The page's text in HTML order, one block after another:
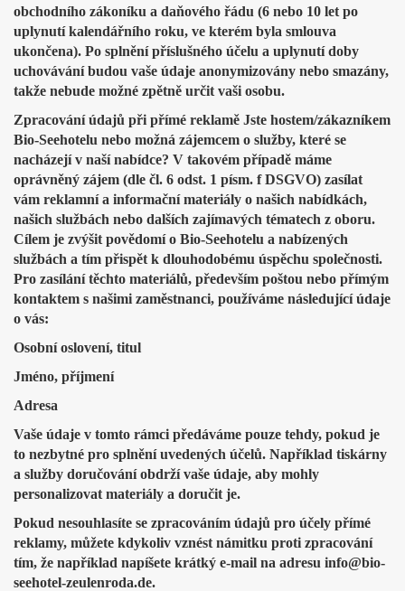
obchodního zákoníku a daňového řádu (6 nebo 10 let po
uplynutí kalendářního roku, ve kterém byla smlouva
ukončena). Po splnění příslušného účelu a uplynutí doby
uchovávání budou vaše údaje anonymizovány nebo smazány,
takže nebude možné zpětně určit vaši osobu.
Zpracování údajů při přímé reklamě Jste hostem/zákazníkem
Bio-Seehotelu nebo možná zájemcem o služby, které se
nacházejí v naší nabídce? V takovém případě máme
oprávněný zájem (dle čl. 6 odst. 1 písm. f DSGVO) zasílat
vám reklamní a informační materiály o našich nabídkách,
našich službách nebo dalších zajímavých tématech z oboru.
Cílem je zvýšit povědomí o Bio-Seehotelu a nabízených
službách a tím přispět k dlouhodobému úspěchu společnosti.
Pro zasílání těchto materiálů, především poštou nebo přímým
kontaktem s našimi zaměstnanci, používáme následující údaje
o vás:
Osobní oslovení, titul
Jméno, příjmení
Adresa
Vaše údaje v tomto rámci předáváme pouze tehdy, pokud je
to nezbytné pro splnění uvedených účelů. Například tiskárny
a služby doručování obdrží vaše údaje, aby mohly
personalizovat materiály a doručit je.
Pokud nesouhlasíte se zpracováním údajů pro účely přímé
reklamy, můžete kdykoliv vznést námitku proti zpracování
tím, že například napíšete krátký e-mail na adresu info@bio-
seehotel-zeulenroda.de.